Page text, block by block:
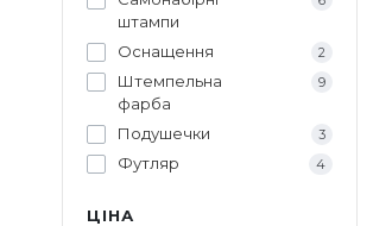
штампи
Оснащення 2
Штемпельна
фарба
9
Подушечки 3
Футляр 4
ЦІНА